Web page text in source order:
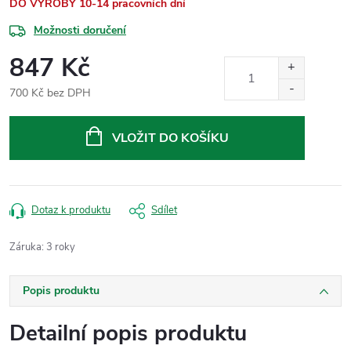
DO VÝROBY 10-14 pracovních dní
Možnosti doručení
847 Kč
700 Kč bez DPH
VLOŽIT DO KOŠÍKU
Dotaz k produktu Sdílet
Záruka: 3 roky
Popis produktu
Detailní popis produktu